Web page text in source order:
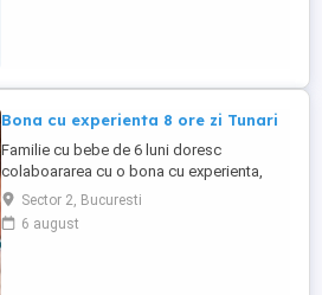
Bona cu experienta 8 ore zi Tunari
Familie cu bebe de 6 luni doresc
colaboararea cu o bona cu experienta,
recomandari, activa, empatica ,
comunicativa , responsabila.
Atributii:ingrijire copil , ajutor la curatenie ,
Sector 2, Bucuresti
6 august